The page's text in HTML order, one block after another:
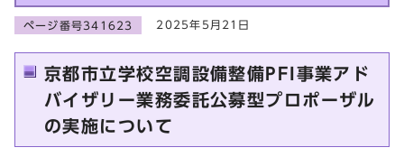
ページ番号341623 2025年5月21日
京都市立学校空調設備整備PFI事業アド
バイザリー業務委託公募型プロポーザル
の実施について